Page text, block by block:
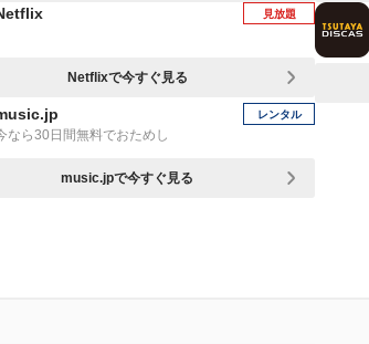
見放題
Netflixで今すぐ見る
なら30日間無料でおためし
レンタル
music.jpで今すぐ見る